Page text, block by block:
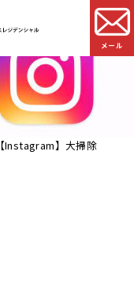
メール
【Instagram】大掃除